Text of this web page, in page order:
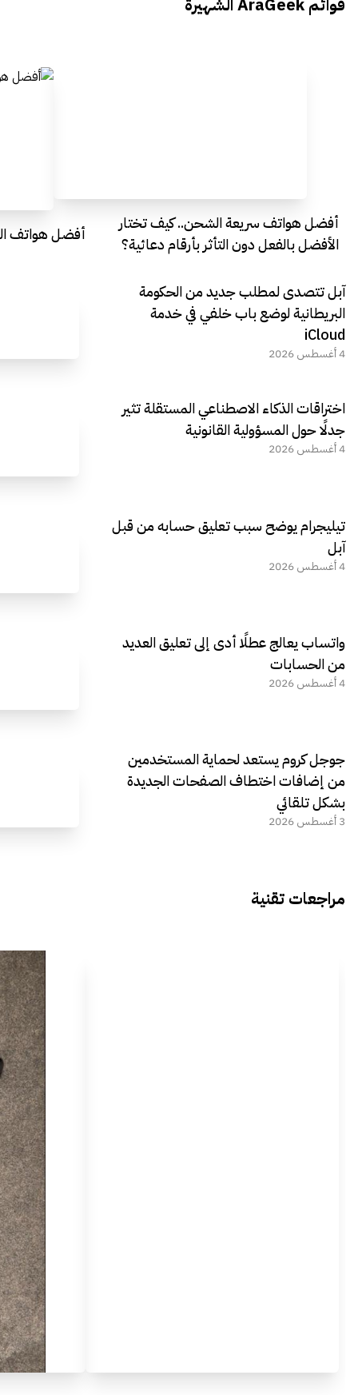
Everything Egypt
أفضل هواتف سريعة الشحن.. كيف تختار
الأفضل بالفعل دون التأثر بأرقام دعائية؟
أفضل هواتف
آبل تتصدى لمطلب جديد من الحكومة
البريطانية لوضع باب خلفي في خدمة
iCloud
4 أغسطس 2026
اختراقات الذكاء الاصطناعي المستقلة تثير
جدلًا حول المسؤولية القانونية
4 أغسطس 2026
تيليجرام يوضح سبب تعليق حسابه من قبل
آبل
4 أغسطس 2026
واتساب يعالج عطلًا أدى إلى تعليق العديد
من الحسابات
4 أغسطس 2026
جوجل كروم يستعد لحماية المستخدمين
من إضافات اختطاف الصفحات الجديدة
بشكل تلقائي
3 أغسطس 2026
مراجعات تقنية